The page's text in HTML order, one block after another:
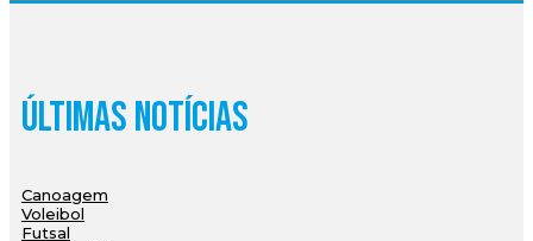
Últimas Notícias
Canoagem
Voleibol
Futsal